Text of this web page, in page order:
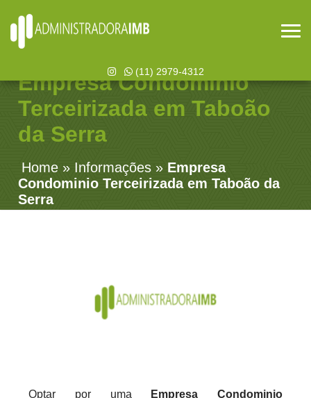
(11) 2979-4312
Empresa Condominio
Terceirizada em Taboão
da Serra
Home » Informações » Empresa
Condominio Terceirizada em Taboão da
Serra
Optar por uma
Empresa Condominio